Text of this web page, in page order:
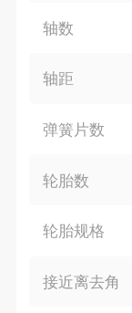
轴数
轴距
弹簧片数
轮胎数
轮胎规格
接近离去角